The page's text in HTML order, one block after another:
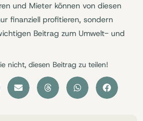
und Mieter können von diesen
finanziell profitieren, sondern
Beitrag zum Umwelt- und
nicht, diesen Beitrag zu teilen!